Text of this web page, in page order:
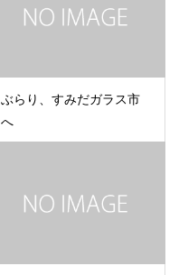
ぶらり、すみだガラス市
へ